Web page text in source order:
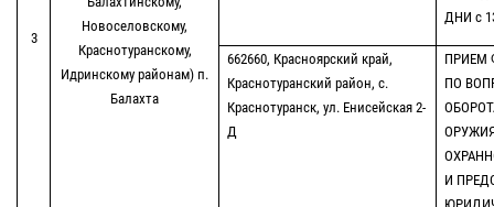
3
Новоселовскому,
Краснотуранскому,
Идринскому районам) п.
Балахта
ДНИ с
662660, Красноярский край,
Краснотуранский район, с.
Краснотуранск, ул. Енисейская 2-
Д
ПРИЕМ
ПО
И